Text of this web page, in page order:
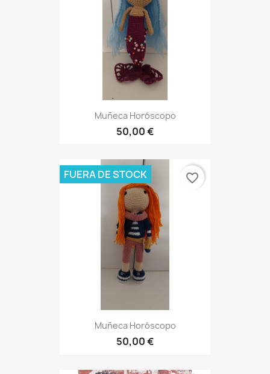
Muñeca Horóscopo
50,00 €
Muñeca Horóscopo
50,00 €
FUERA DE STOCK favorite_border